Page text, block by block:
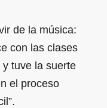
de la música:
con las clases
tuve la suerte
el proceso